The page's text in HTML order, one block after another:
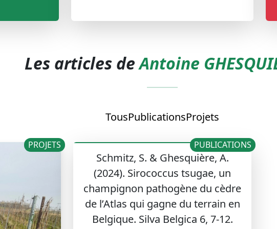
Les articles deAntoine
TousPublicationsProjets
PROJETS
Schmitz, S. & Ghesquière, A.
(2024). Sirococcus tsugae, un
champignon pathogène du cèdre
de l’Atlas qui gagne du terrain en
Belgique. Silva Belgica 6, 7-12.
PUBLICATIONS